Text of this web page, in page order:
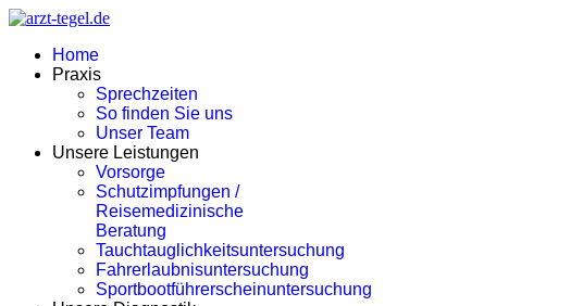
Home
Praxis
Sprechzeiten
So finden Sie uns
Unser Team
Unsere Leistungen
Vorsorge
Schutzimpfungen /
Reisemedizinische
Beratung
Tauchtauglichkeitsuntersuchung
Fahrerlaubnisuntersuchung
Sportbootführerscheinuntersuchung